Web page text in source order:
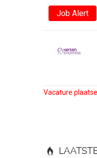
Job Alert
Vacature